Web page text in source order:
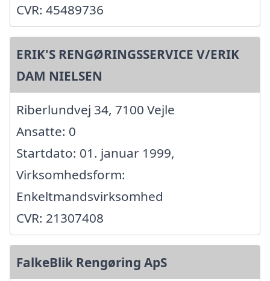
CVR: 45489736
ERIK'S RENGØRINGSSERVICE V/ERIK
DAM NIELSEN
Riberlundvej 34, 7100 Vejle
Ansatte: 0
Startdato: 01. januar 1999,
Virksomhedsform:
Enkeltmandsvirksomhed
CVR: 21307408
FalkeBlik Rengøring ApS